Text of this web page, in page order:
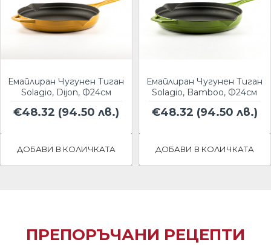
Емайлиран Чугунен Тиган
Solagio, Dijon, Ф24см
€48.32 (94.50 лв.)
ДОБАВИ В КОЛИЧКАТА
Емайлиран Чугунен Тиган
Solagio, Bamboo, Ф24см
€48.32 (94.50 лв.)
ДОБАВИ В КОЛИЧКАТА
ПРЕПОРЪЧАНИ РЕЦЕПТИ